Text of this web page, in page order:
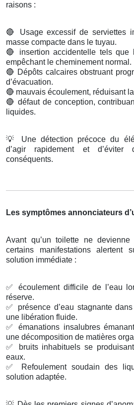
raisons :
🔴
Usage excessif de serviettes
masse compacte dans le tuyau.
🔴
insertion accidentelle tels que
empêchant le cheminement normal.
🔴 Dépôts calcaires obstruant
d’évacuation.
🔴 mauvais écoulement, réduisant
🔴 défaut de conception,
liquides.
💡
Une détection précoce du
d’agir rapidement et d’éviter
conséquents.
Les symptômes annonciateurs
Avant qu’un toilette ne devienne
certains manifestations alertent
solution immédiate :
✅
écoulement difficile de l’eau
réserve.
✅
présence d’eau stagnante
une libération fluide.
✅
émanations insalubres
une décomposition de matières
✅
bruits inhabituels se
eaux.
✅
Refoulement soudain des
solution adaptée.